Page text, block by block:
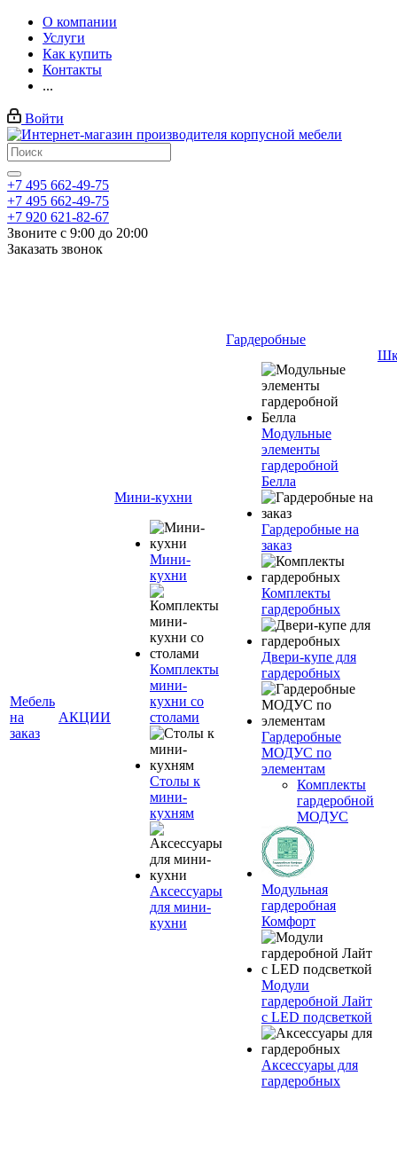
О компании
Услуги
Как купить
Контакты
...
Войти
+7 495 662-49-75
+7 495 662-49-75
+7 920 621-82-67
Звоните с 9:00 до 20:00
Заказать звонок
Мебель
на
заказ
АКЦИИ
Мини-кухни
Мини-
кухни
Комплекты
мини-
кухни со
столами
Столы к
мини-
кухням
Аксессуары
для мини-
кухни
Гардеробные
Модульные
элементы
гардеробной
Белла
Гардеробные на
заказ
Комплекты
гардеробных
Двери-купе для
гардеробных
Гардеробные
МОДУС по
элементам
Комплекты
гардеробной
МОДУС
Модульная
гардеробная
Комфорт
Модули
гардеробной Лайт
с LED подсветкой
Аксессуары для
гардеробных